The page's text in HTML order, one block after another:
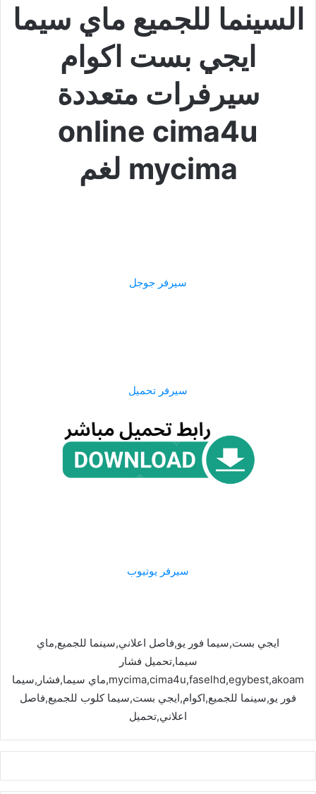
السينما للجميع ماي سيما
ايجي بست اكوام
سيرفرات متعددة
online cima4u
mycima لغم
سيرفر جوجل
سيرفر تحميل
سيرفر يوتيوب
ايجي بست,سيما فور يو,فاصل اعلاني,سينما للجميع,ماي
سيما,تحميل فشار
mycima,cima4u,faselhd,egybest,akoam,ماي سيما,فشار,سيما
فور يو,سينما للجميع,اكوام,ايجي بست,سيما كلوب للجميع,فاصل
اعلاني,تحميل